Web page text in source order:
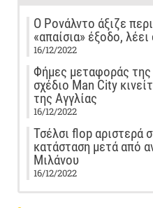
Ο Ρονάλντο άξιζε
«απαίσια» έξοδο,
16/12/2022
Φήμες μεταφοράς
σχέδιο Man City
της Αγγλίας
16/12/2022
Τσέλσι flop αριστερά
κατάσταση μετά από
Μιλάνου
16/12/2022